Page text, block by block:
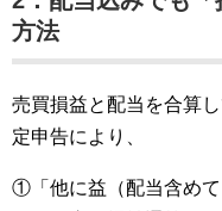
方法
売買損益と配当を合算
定申告により、
①「他に益（配当含めて